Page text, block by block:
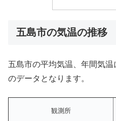
五島市の気温の推移
五島市の平均気温、年間気
のデータとなります。
観測所